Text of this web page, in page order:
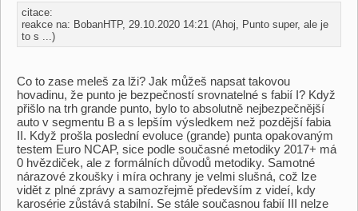
citace:
reakce na: BobanHTP, 29.10.2020 14:21 (Ahoj, Punto super, ale je
to s ...)
Co to zase meleš za lži? Jak můžeš napsat takovou
hovadinu, že punto je bezpečností srovnatelné s fabií I? Když
přišlo na trh grande punto, bylo to absolutně nejbezpečnější
auto v segmentu B a s lepším výsledkem než pozdější fabia
II. Když prošla poslední evoluce (grande) punta opakovaným
testem Euro NCAP, sice podle současné metodiky 2017+ má
0 hvězdiček, ale z formálních důvodů metodiky. Samotné
nárazové zkoušky i míra ochrany je velmi slušná, což lze
vidět z plné zprávy a samozřejmě především z videí, kdy
karosérie zůstává stabilní. Se stále současnou fabií III nelze